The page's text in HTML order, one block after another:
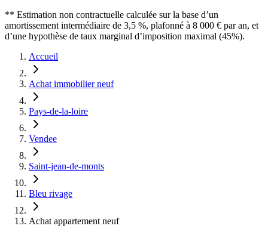
** Estimation non contractuelle calculée sur la base d’un
amortissement intermédiaire de 3,5 %, plafonné à 8 000 € par an, et
d’une hypothèse de taux marginal d’imposition maximal (45%).
Accueil
Achat immobilier neuf
Pays-de-la-loire
Vendee
Saint-jean-de-monts
Bleu rivage
Achat appartement neuf